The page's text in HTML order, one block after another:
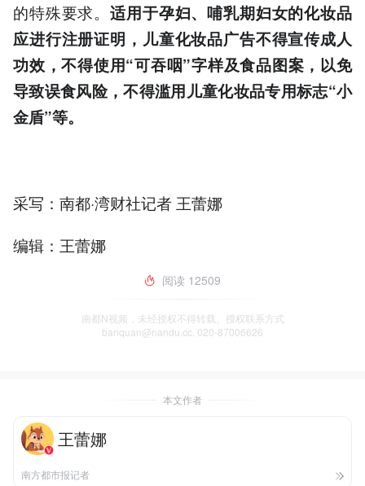
的特殊要求。适用于孕妇、哺乳期妇女的化妆品
应进行注册证明，儿童化妆品广告不得宣传成人
功效，不得使用“可吞咽”字样及食品图案，以免
导致误食风险，不得滥用儿童化妆品专用标志“小
金盾”等。
采写：南都·湾财社记者 王蕾娜
编辑：王蕾娜
阅读 12509
南都N视频，未经授权不得转载、授权联系方式
banquan@nandu.cc. 020-87006626
本文作者
王蕾娜
南方都市报记者